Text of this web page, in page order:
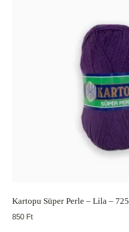
Kartopu Süper Perle – Lila – 725
850 Ft